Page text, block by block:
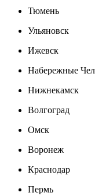
Тюмень
Ульяновск
Ижевск
Набережные
Нижнекамск
Волгоград
Омск
Воронеж
Краснодар
Пермь